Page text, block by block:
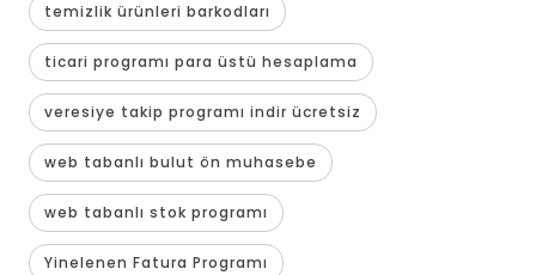
temizlik ürünleri barkodları
ticari programı para üstü hesaplama
veresiye takip programı indir ücretsiz
web tabanlı bulut ön muhasebe
web tabanlı stok programı
Yinelenen Fatura Programı